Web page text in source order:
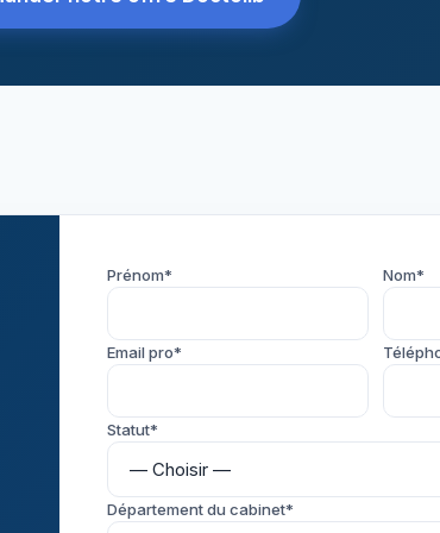
Prénom* Nom*
Email pro*
Statut*
Département du cabinet*